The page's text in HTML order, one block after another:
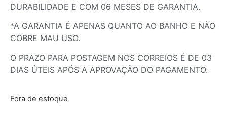
DURABILIDADE E COM 06 MESES DE GARANTIA.
*A GARANTIA É APENAS QUANTO AO BANHO E NÃO
COBRE MAU USO.
O PRAZO PARA POSTAGEM NOS CORREIOS É DE 03
DIAS ÚTEIS APÓS A APROVAÇÃO DO PAGAMENTO.
Fora de estoque